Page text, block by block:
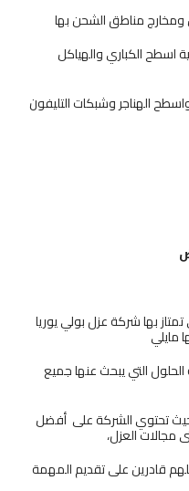
اسطح الكباري والهياكل
الهناجر وشبكات التليفون
تمتاز بها شركة عزل بولي يوريا
مايلي
التي يبحث عنها جميع
تحتوي الشركة على أفضل
العزل،
قادرين على تقديم المهمة